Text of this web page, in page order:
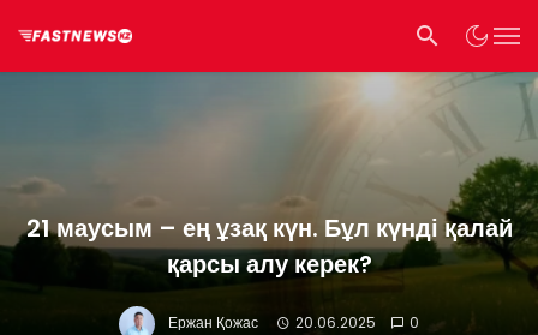
21 маусым – ең ұзақ күн. Бұл күнді қалай
қарсы алу керек?
Ержан Қожас 20.06.2025 0